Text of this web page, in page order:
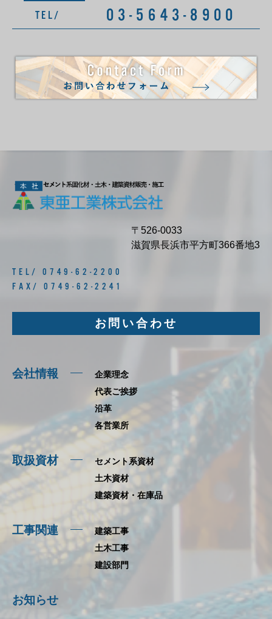
TEL/ 03-5643-8900
〒526-0033
滋賀県長浜市平方町366番地3
TEL/ 0749-62-2200
FAX/ 0749-62-2241
お問い合わせ
会社情報
企業理念
代表ご挨拶
沿革
各営業所
取扱資材
セメント系資材
土木資材
建築資材・在庫品
工事関連
建築工事
土木工事
建設部門
お知らせ